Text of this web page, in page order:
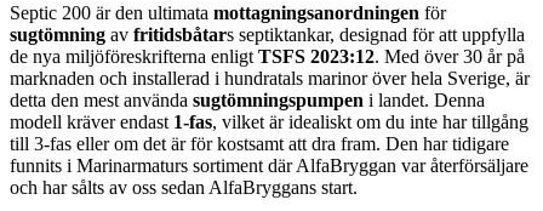
Septic 200 är den ultimata mottagningsanordningen för
sugtömning av fritidsbåtars septiktankar, designad för att uppfylla
de nya miljöföreskrifterna enligt TSFS 2023:12. Med över 30 år på
marknaden och installerad i hundratals marinor över hela Sverige, är
detta den mest använda sugtömningspumpen i landet. Denna
modell kräver endast 1-fas, vilket är idealiskt om du inte har tillgång
till 3-fas eller om det är för kostsamt att dra fram. Den har tidigare
funnits i Marinarmaturs sortiment där AlfaBryggan var återförsäljare
och har sålts av oss sedan AlfaBryggans start.